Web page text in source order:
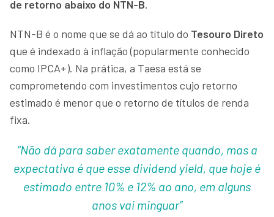
de retorno abaixo do NTN-B.
NTN-B é o nome que se dá ao título do Tesouro Direto
que é indexado à inflação (popularmente conhecido
como IPCA+). Na prática, a Taesa está se
comprometendo com investimentos cujo retorno
estimado é menor que o retorno de títulos de renda
fixa.
“Não dá para saber exatamente quando, mas a
expectativa é que esse dividend yield, que hoje é
estimado entre 10% e 12% ao ano, em alguns
anos vai minguar”